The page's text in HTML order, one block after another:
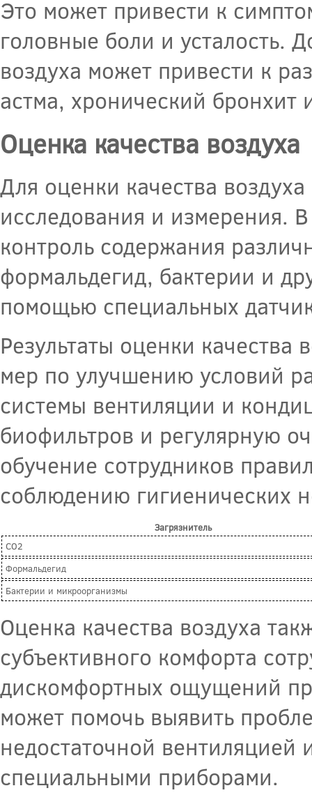
Это может привести к
головные боли и усталость.
воздуха может привести к
астма, хронический бронхит
Оценка качества воздуха
Для оценки качества
исследования и измерения.
контроль содержания
формальдегид, бактерии и
помощью специальных
Результаты оценки качества
мер по улучшению условий
системы вентиляции и
биофильтров и регулярную
обучение сотрудников
соблюдению гигиенических
Загрязнитель
CO2
Формальдегид
Бактерии и микроорганизмы
Оценка качества воздуха
субъективного комфорта
дискомфортных ощущений
может помочь выявить
недостаточной
специальными приборами.